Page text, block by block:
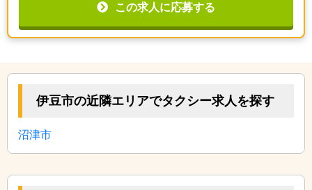
この求人に応募する
伊豆市の近隣エリアでタクシー求人を探す
沼津市